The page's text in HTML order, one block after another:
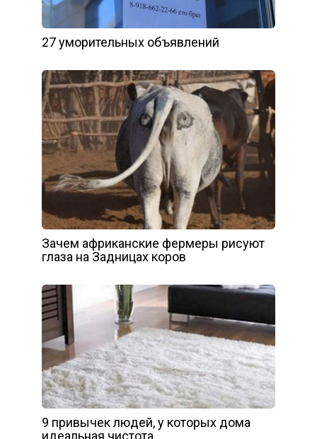
27 уморительных объявлений
Зачем африканские фермеры рисуют
глаза на Задницах коров
9 привычек людей, у которых дома
идеальная чистота